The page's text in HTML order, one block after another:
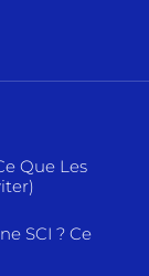
Que Les
SCI ? Ce